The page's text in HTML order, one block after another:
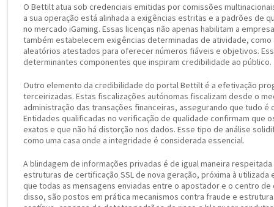
O Bettilt atua sob credenciais emitidas por comissões
a sua operação está alinhada a exigências estritas e a padrões de
no mercado iGaming. Essas licenças não apenas habilitam a
também estabelecem exigências determinadas de atividade,
aleatórios atestados para oferecer números fiáveis e objetivos.
determinantes componentes que inspiram credibilidade ao público.
Outro elemento da credibilidade do portal Bettilt é a efetivação
terceirizadas. Estas fiscalizações autónomas fiscalizam desde o
administração das transações financeiras, assegurando que tudo
Entidades qualificadas no verificação de qualidade confirmam que
exatos e que não há distorção nos dados. Esse tipo de análise
como uma casa onde a integridade é considerada essencial.
A blindagem de informações privadas é de igual maneira
estruturas de certificação SSL de nova geração, próxima à
que todas as mensagens enviadas entre o apostador e o centro
disso, são postos em prática mecanismos contra fraude e